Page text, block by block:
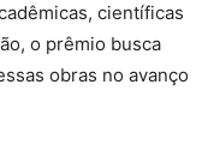
científicas
o prêmio busca
obras no avanço